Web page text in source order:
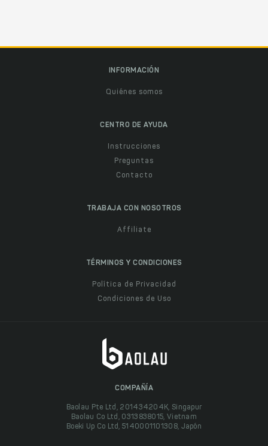
INFORMACIÓN
Quiénes somos
CENTRO DE AYUDA
Instrucciones
Preguntas
Contacto
TRABAJA CON NOSOTROS
Affiliate
TÉRMINOS Y CONDICIONES
Política de Privacidad
Condiciones de Uso
COMPAÑÍA
Baolau Pte Ltd, 201434204K, Singapur
Baolau Co Ltd, 0313838015, Vietnam
Boeki Up Co Ltd, 5140001101308, Japón